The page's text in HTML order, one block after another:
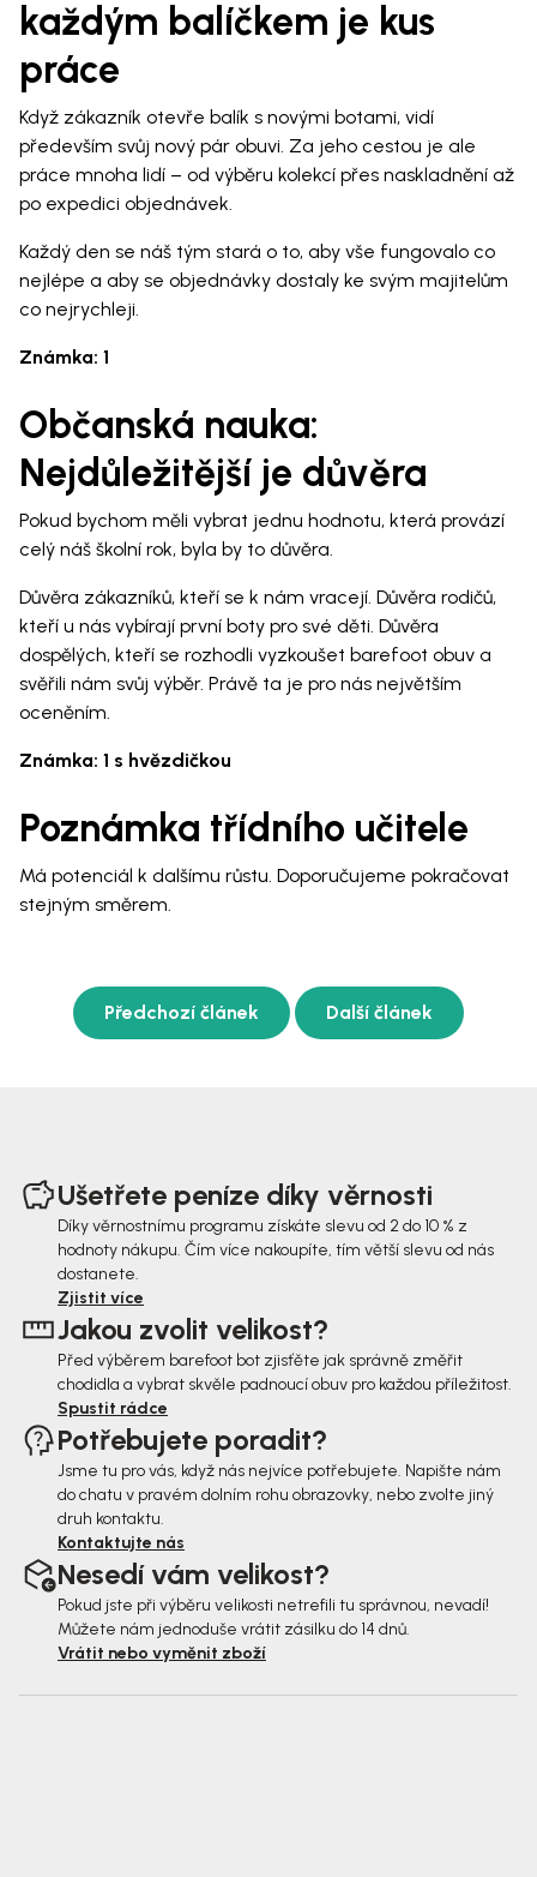
každým balíčkem je kus
práce
Když zákazník otevře balík s novými botami, vidí
především svůj nový pár obuvi. Za jeho cestou je ale
práce mnoha lidí – od výběru kolekcí přes naskladnění až
po expedici objednávek.
Každý den se náš tým stará o to, aby vše fungovalo co
nejlépe a aby se objednávky dostaly ke svým majitelům
co nejrychleji.
Známka: 1
Občanská nauka:
Nejdůležitější je důvěra
Pokud bychom měli vybrat jednu hodnotu, která provází
celý náš školní rok, byla by to důvěra.
Důvěra zákazníků, kteří se k nám vracejí. Důvěra rodičů,
kteří u nás vybírají první boty pro své děti. Důvěra
dospělých, kteří se rozhodli vyzkoušet barefoot obuv a
svěřili nám svůj výběr. Právě ta je pro nás největším
oceněním.
Známka: 1 s hvězdičkou
Poznámka třídního učitele
Má potenciál k dalšímu růstu. Doporučujeme pokračovat
stejným směrem.
Předchozí článek Další článek
Ušetřete peníze díky věrnosti
Díky věrnostnímu programu získáte slevu od 2 do 10 % z
hodnoty nákupu. Čím více nakoupíte, tím větší slevu od nás
dostanete.
Zjistit více
Jakou zvolit velikost?
Před výběrem barefoot bot zjisťěte jak správně změřit
chodidla a vybrat skvěle padnoucí obuv pro každou příležitost.
Spustit rádce
Potřebujete poradit?
Jsme tu pro vás, když nás nejvíce potřebujete. Napište nám
do chatu v pravém dolním rohu obrazovky, nebo zvolte jiný
druh kontaktu.
Kontaktujte nás
Nesedí vám velikost?
Pokud jste při výběru velikosti netrefili tu správnou, nevadí!
Můžete nám jednoduše vrátit zásilku do 14 dnů.
Vrátit nebo vyměnit zboží